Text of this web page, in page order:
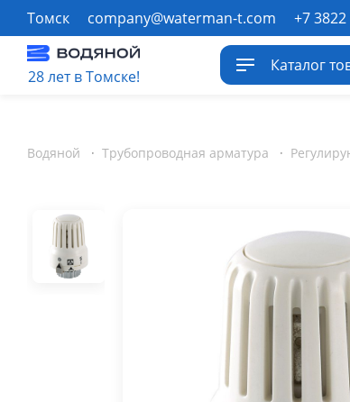
Томск company@waterman-t.com +7
28 лет в Томске!
Каталог
Водяной · Трубопроводная арматура ·